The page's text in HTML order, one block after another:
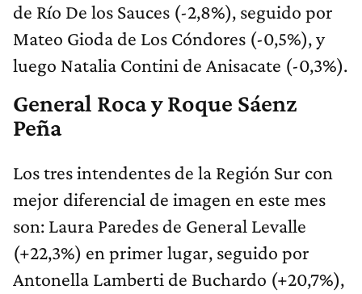
de Río De los Sauces (-2,8%), seguido por
Mateo Gioda de Los Cóndores (-0,5%), y
luego Natalia Contini de Anisacate (-0,3%).
General Roca y Roque Sáenz
Peña
Los tres intendentes de la Región Sur con
mejor diferencial de imagen en este mes
son: Laura Paredes de General Levalle
(+22,3%) en primer lugar, seguido por
Antonella Lamberti de Buchardo (+20,7%),